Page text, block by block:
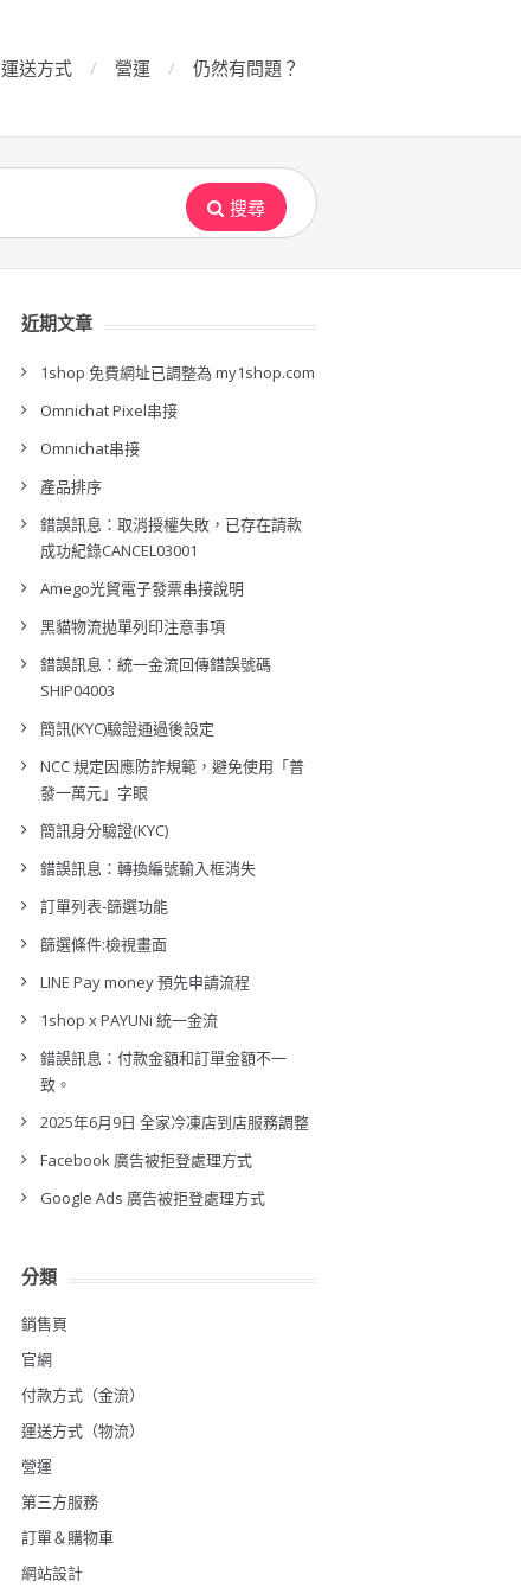
運送方式 營運 仍然有問題？
搜尋
近期文章
1shop 免費網址已調整為 my1shop.com
Omnichat Pixel串接
Omnichat串接
產品排序
錯誤訊息：取消授權失敗，已存在請款
成功紀錄CANCEL03001
Amego光貿電子發票串接說明
黑貓物流拋單列印注意事項
錯誤訊息：統一金流回傳錯誤號碼
SHIP04003
簡訊(KYC)驗證通過後設定
NCC 規定因應防詐規範，避免使用「普
發一萬元」字眼
簡訊身分驗證(KYC)
錯誤訊息：轉換編號輸入框消失
訂單列表-篩選功能
篩選條件:檢視畫面
LINE Pay money 預先申請流程
1shop x PAYUNi 統一金流
錯誤訊息：付款金額和訂單金額不一
致。
2025年6月9日 全家冷凍店到店服務調整
Facebook 廣告被拒登處理方式
Google Ads 廣告被拒登處理方式
分類
銷售頁
官網
付款方式（金流）
運送方式（物流）
營運
第三方服務
訂單＆購物車
網站設計